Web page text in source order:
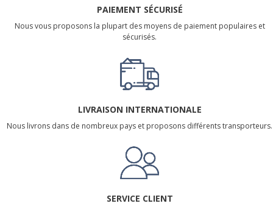
PAIEMENT SÉCURISÉ
Nous vous proposons la plupart des moyens de paiement populaires et
sécurisés.
LIVRAISON INTERNATIONALE
Nous livrons dans de nombreux pays et proposons différents transporteurs.
SERVICE CLIENT